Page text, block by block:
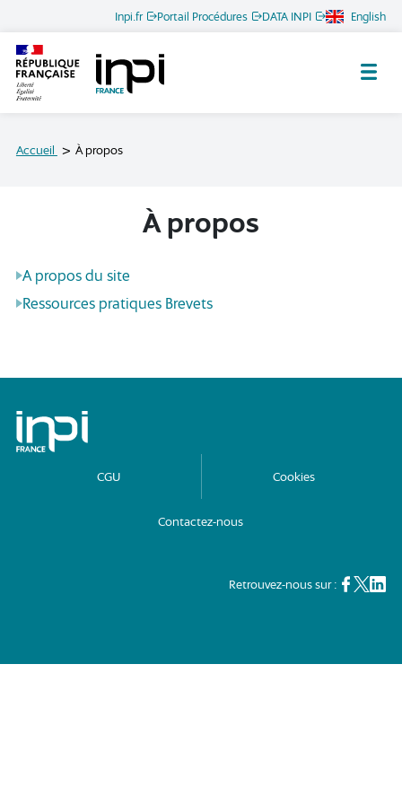
Inpi.fr Portail Procédures DATA INPI English
Accueil À propos
À propos
A propos du site
Ressources pratiques Brevets
Archives de l'INPI
CGU Cookies
Contactez-nous
Retrouvez-nous sur :